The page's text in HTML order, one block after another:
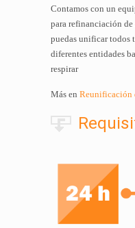
Contamos con un
para refinanciación de
puedas unificar todos
diferentes entidades
respirar
Más en Reunificación